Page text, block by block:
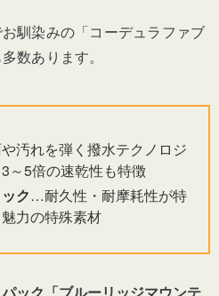
馴染みの「コーデュラファブ
数あります。
汚れを弾く撥水テクノロジ
～5倍の速乾性も特徴
ク…耐久性・耐摩耗性が特
力の特殊素材